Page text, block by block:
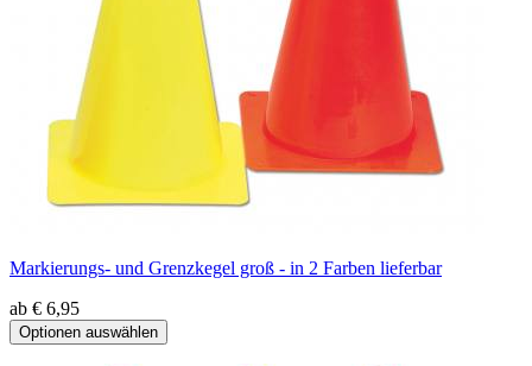
Markierungs- und Grenzkegel groß - in 2 Farben lieferbar
ab € 6,95